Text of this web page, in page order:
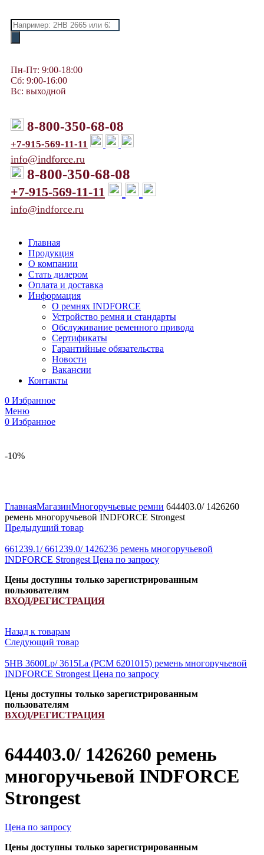
Поиск
товаров
Пн-Пт: 9:00-18:00
Сб: 9:00-16:00
Вс: выходной
8-800-350-68-08
+7-915-569-11-11
info@indforce.ru
8-800-350-68-08
+7-915-569-11-11
info@indforce.ru
Главная
Продукция
О компании
Стать дилером
Оплата и доставка
Информация
О ремнях INDFORCE
Устройство ремня и стандарты
Обслуживание ременного привода
Сертификаты
Гарантийные обязательства
Новости
Вакансии
Контакты
0 Избранное
Меню
0 Избранное
-10%
ГлавнаяМагазинМногоручьевые ремни 644403.0/ 1426260
ремень многоручьевой INDFORCE Strongest
Предыдущий товар
661239.1/ 661239.0/ 1426236 ремень многоручьевой
INDFORCE Strongest Цена по запросу
Цены доступны только зарегистрированным
пользователям
ВХОД/РЕГИСТРАЦИЯ
Назад к товарам
Следующий товар
5HB 3600Lp/ 3615La (PCM 6201015) ремень многоручьевой
INDFORCE Strongest Цена по запросу
Цены доступны только зарегистрированным
пользователям
ВХОД/РЕГИСТРАЦИЯ
644403.0/ 1426260 ремень
многоручьевой INDFORCE
Strongest
Цена по запросу
Цены доступны только зарегистрированным